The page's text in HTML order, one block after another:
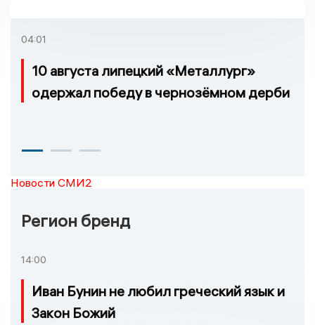
04:01
10 августа липецкий «Металлург»
одержал победу в чернозёмном дерби
Новости СМИ2
Регион бренд
14:00
Иван Бунин не любил греческий язык и
Закон Божий